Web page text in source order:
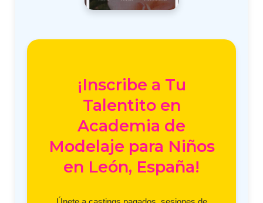
¡Inscribe a Tu
Talentito en
Academia de
Modelaje para Niños
en León, España!